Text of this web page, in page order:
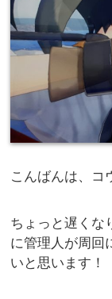
こんばんは、コ
ちょっと遅くな
に管理人が周回
いと思います！